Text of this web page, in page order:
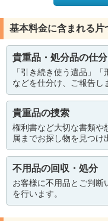
基本料金に含まれる片
貴重品・処分品の仕
「引き続き使う遺品」
などを仕分け、ご報告し
貴重品の捜索
権利書など大切な書類や
属までお探し物を見つけ
不用品の回収・処分
お客様に不用品とご判断
を行います。